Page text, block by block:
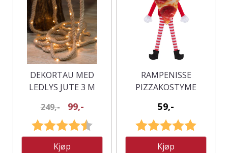
DEKORTAU MED
LEDLYS JUTE 3 M
249,-
99,-
Karakter:
4.5 av 5 mulige
Kjøp
RAMPENISSE
PIZZAKOSTYME
59,-
Karakter:
Kjøp